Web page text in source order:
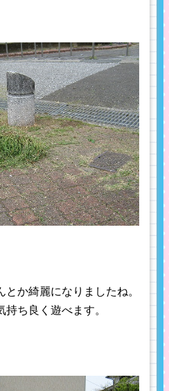
か綺麗になりましたね。
ち良く遊べます。